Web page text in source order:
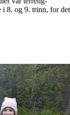
i 8. og 9. trinn, for det